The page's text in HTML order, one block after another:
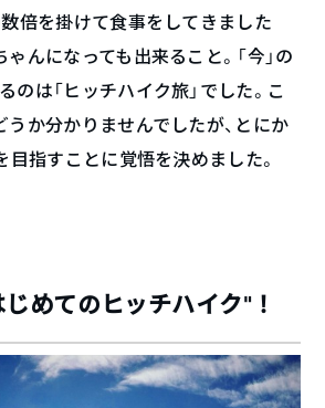
倍を掛けて食事をしてきました
んになっても出来ること。「今」の
のは「ヒッチハイク旅」でした。こ
うか分かりませんでしたが、とにか
目指すことに覚悟を決めました。
めてのヒッチハイク”！